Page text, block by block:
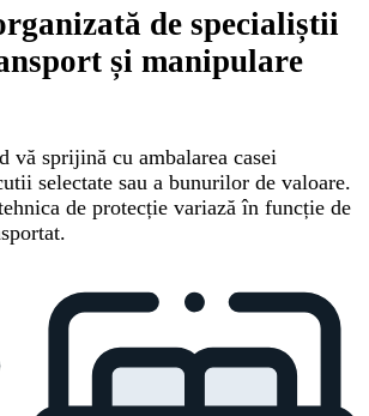
de specialiștii
și manipulare
vă sprijină cu ambalarea casei
selectate sau a bunurilor de valoare.
de protecție variază în funcție de